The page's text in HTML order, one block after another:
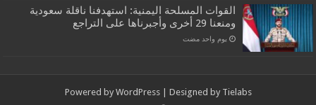
القوات المسلحة اليمنية: استهدفنا ناقلة سعودية
ومنعنا 29 أخرى وأجبرناها على التراجع
‏يوم واحد مضت
Powered by WordPress| Designed by Tielabs